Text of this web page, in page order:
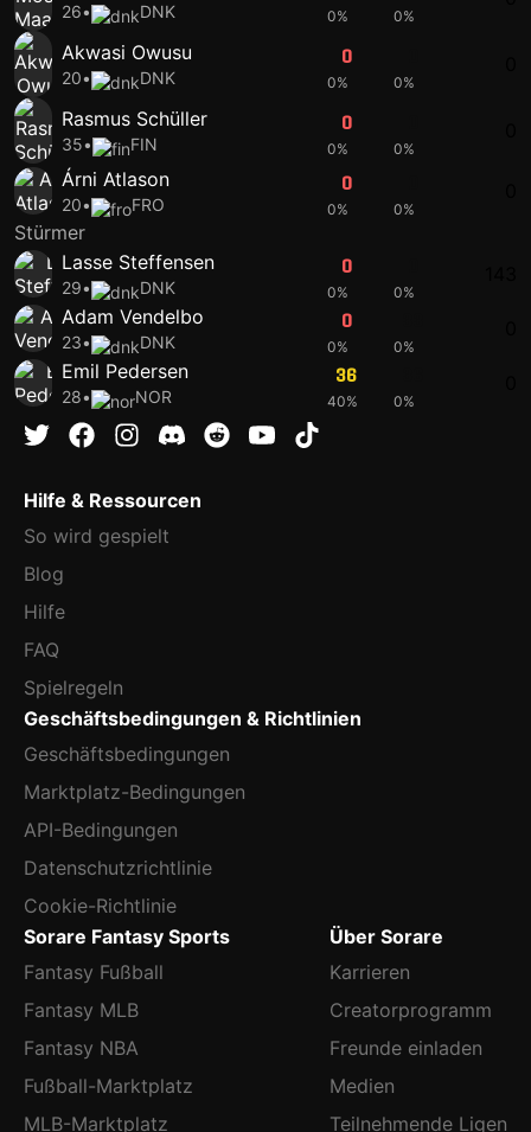
26• DNK 0% 0%
Akwasi Owusu
20• DNK
0
0% 0%
Rasmus Schüller
35• FIN
0
0% 0%
Árni Atlason
20• FRO
0
0% 0%
Stürmer
Lasse Steffensen
29• DNK
0
0% 0%
Adam Vendelbo
23• DNK
0
0% 0%
Emil Pedersen
28• NOR
36
40% 0%
Hilfe & Ressourcen
So wird gespielt
Blog
Hilfe
FAQ
Spielregeln
Geschäftsbedingungen & Richtlinien
Geschäftsbedingungen
Marktplatz-Bedingungen
API-Bedingungen
Datenschutzrichtlinie
Cookie-Richtlinie
Sorare Fantasy Sports
Fantasy Fußball
Fantasy MLB
Fantasy NBA
Fußball-Marktplatz
MLB-Marktplatz
Über Sorare
Karrieren
Creatorprogramm
Freunde einladen
Medien
Teilnehmende Ligen